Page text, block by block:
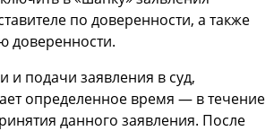
по доверенности, а также
доверенности.
и подачи заявления в суд,
определенное время — в течение
данного заявления. После